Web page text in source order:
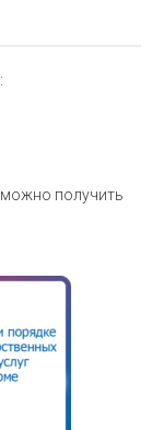
получить